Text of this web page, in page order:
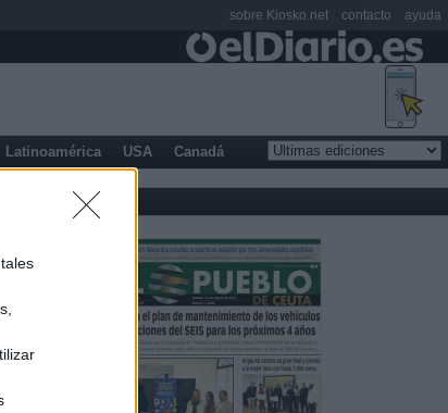
Latinoamérica USA Canadá
sobre Kiosko.net contacto ayuda